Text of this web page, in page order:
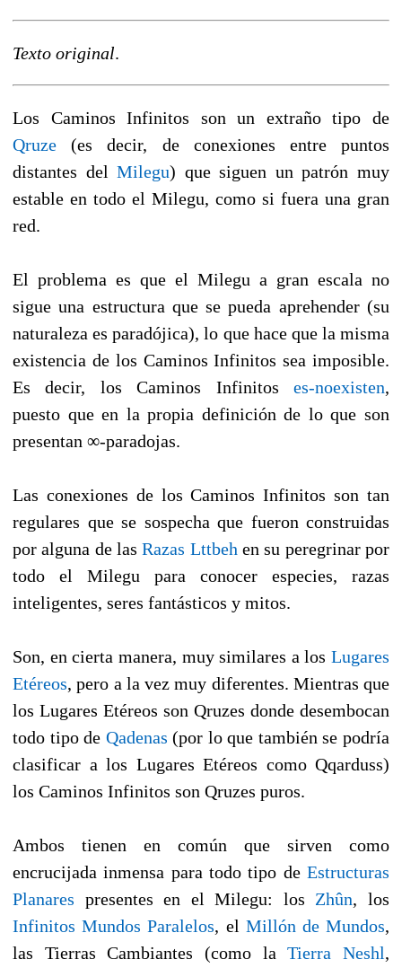
Texto original.
Los Caminos Infinitos son un extraño tipo de
Qruze (es decir, de conexiones entre puntos
distantes delMilegu) que siguen un patrón muy
estable en todo el Milegu, como si fuera una gran
red.
El problema es que el Milegu a gran escala no
sigue una estructura que se pueda aprehender (su
naturaleza es paradójica), lo que hace que la misma
existencia de los Caminos Infinitos sea imposible.
Es decir, los Caminos Infinitos es-noexisten,
puesto que en la propia definición de lo que son
presentan ∞-paradojas.
Las conexiones de los Caminos Infinitos son tan
regulares que se sospecha que fueron construidas
por alguna de lasRazas Lttbeh en su peregrinar por
todo el Milegu para conocer especies, razas
inteligentes, seres fantásticos y mitos.
Son, en cierta manera, muy similares a los Lugares
Etéreos, pero a la vez muy diferentes. Mientras que
los Lugares Etéreos son Qruzes donde desembocan
todo tipo de Qadenas (por lo que también se podría
clasificar a los Lugares Etéreos como Qqarduss)
los Caminos Infinitos son Qruzes puros.
Ambos tienen en común que sirven como
encrucijada inmensa para todo tipo de Estructuras
Planares presentes en el Milegu: los Zhûn, los
Infinitos Mundos Paralelos, el Millón de Mundos,
las Tierras Cambiantes (como laTierra Neshl,